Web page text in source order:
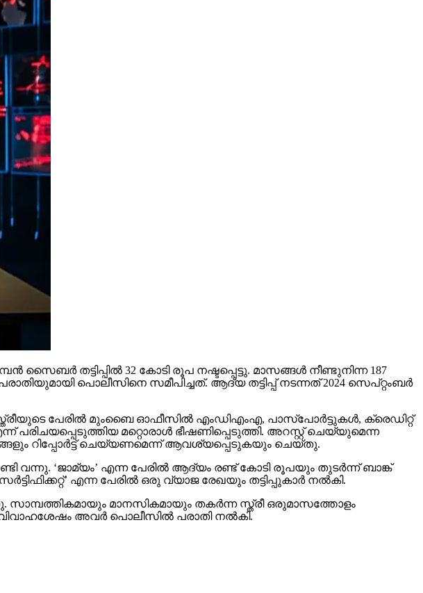
സൈബര്‍ തട്ടിപ്പില്‍ 32 കോടി രൂപ നഷ്ടപ്പെട്ടു. മാസങ്ങള്‍ നീണ്ടുനിന്ന 187
പൊലീസിനെ സമീപിച്ചത്. ആദ്യ തട്ടിപ്പ് നടന്നത് 2024 സെപ്റ്റംബര്‍
പേരില്‍ മുംബൈ ഓഫീസില്‍ എംഡിഎംഎ, പാസ്പോര്‍ട്ടുകള്‍, ക്രെഡിറ്റ്
മറ്റൊരാള്‍ ഭീഷണിപ്പെടുത്തി. അറസ്റ്റ് ചെയ്യുമെന്ന
റിപ്പോര്‍ട്ട് ചെയ്യണമെന്ന് ആവശ്യപ്പെടുകയും ചെയ്തു.
വന്നു. ‘ജാമ്യം’ എന്ന പേരില്‍ ആദ്യം രണ്ട് കോടി രൂപയും തുടര്‍ന്ന് ബാങ്ക്
എന്ന പേരില്‍ ഒരു വ്യാജ രേഖയും തട്ടിപ്പുകാര്‍ നല്‍കി.
സാമ്പത്തികമായും മാനസികമായും തകര്‍ന്ന സ്ത്രീ ഒരുമാസത്തോളം
വിവാഹശേഷം അവര്‍ പൊലീസില്‍ പരാതി നല്‍കി.